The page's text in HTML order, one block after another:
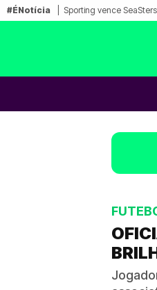
#ÉNotícia Sporting vence